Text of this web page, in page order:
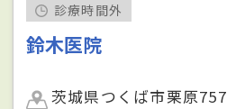
診療時間外
鈴木医院
茨城県つくば市栗原757